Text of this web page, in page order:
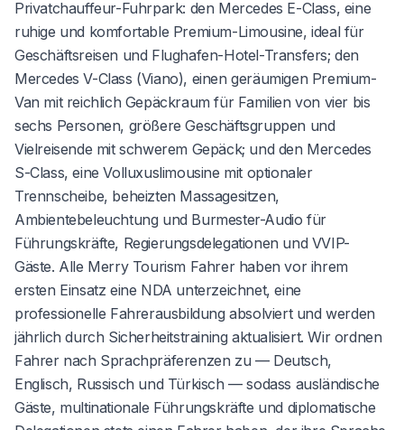
Privatchauffeur-Fuhrpark: den Mercedes E-Class, eine
ruhige und komfortable Premium-Limousine, ideal für
Geschäftsreisen und Flughafen-Hotel-Transfers; den
Mercedes V-Class (Viano), einen geräumigen Premium-
Van mit reichlich Gepäckraum für Familien von vier bis
sechs Personen, größere Geschäftsgruppen und
Vielreisende mit schwerem Gepäck; und den Mercedes
S-Class, eine Volluxuslimousine mit optionaler
Trennscheibe, beheizten Massagesitzen,
Ambientebeleuchtung und Burmester-Audio für
Führungskräfte, Regierungsdelegationen und VVIP-
Gäste. Alle Merry Tourism Fahrer haben vor ihrem
ersten Einsatz eine NDA unterzeichnet, eine
professionelle Fahrerausbildung absolviert und werden
jährlich durch Sicherheitstraining aktualisiert. Wir ordnen
Fahrer nach Sprachpräferenzen zu — Deutsch,
Englisch, Russisch und Türkisch — sodass ausländische
Gäste, multinationale Führungskräfte und diplomatische